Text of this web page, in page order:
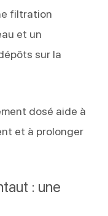
filtration
et un
sur la
dosé aide à
et à prolonger
: une